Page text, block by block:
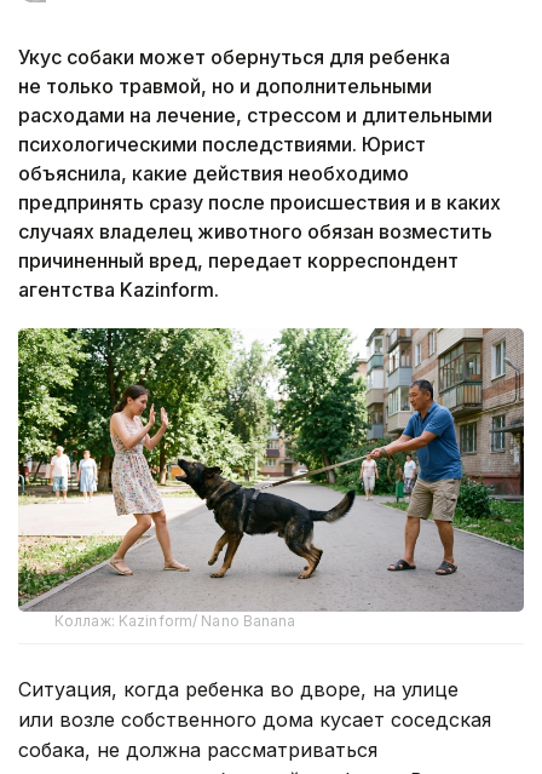
Укус собаки может обернуться для ребенка
не только травмой, но и дополнительными
расходами на лечение, стрессом и длительными
психологическими последствиями. Юрист
объяснила, какие действия необходимо
предпринять сразу после происшествия и в каких
случаях владелец животного обязан возместить
причиненный вред, передает корреспондент
агентства Kazinform.
Коллаж: Kazinform/ Nano Banana
Ситуация, когда ребенка во дворе, на улице
или возле собственного дома кусает соседская
собака, не должна рассматриваться